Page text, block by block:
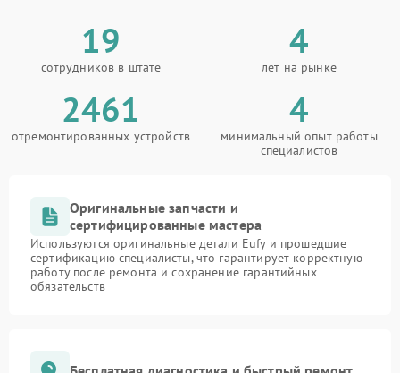
19
сотрудников в штате
4
лет на рынке
2461
отремонтированных устройств
4
минимальный опыт работы
специалистов
Оригинальные запчасти и
сертифицированные мастера
Используются оригинальные детали Eufy и прошедшие
сертификацию специалисты, что гарантирует корректную
работу после ремонта и сохранение гарантийных
обязательств